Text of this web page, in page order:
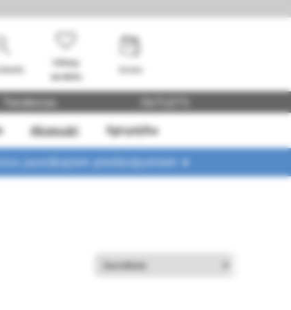
konts
Vēlmju
saraksts
Aksesuāri Ilgtspējība
Tendences
jaunākajiem piedāvājumiem ➤